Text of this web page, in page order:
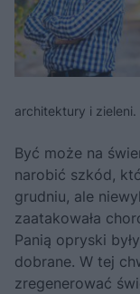
architektury i zieleni.
Być może na
narobić szkód,
grudniu, ale
zaatakowała
Panią opryski
dobrane. W tej
zregenerować